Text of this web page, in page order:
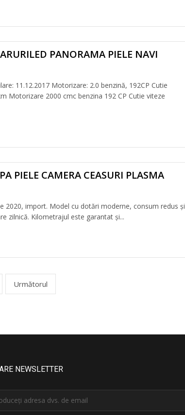
PANORAMA PIELE NAVI
11.12.2017 Motorizare: 2.0 benzină, 192CP Cutie
Motorizare 2000 cmc benzina 192 CP Cutie viteze
PIELE CAMERA CEASURI PLASMA
2020, import. Model cu dotări moderne, consum redus și
zilnică. Kilometrajul este garantat și...
Următorul
NEWSLETTER